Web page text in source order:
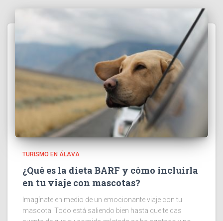
TURISMO EN ÁLAVA
¿Qué es la dieta BARF y cómo incluirla
en tu viaje con mascotas?
Imagínate en medio de un emocionante viaje con tu
mascota. Todo está saliendo bien hasta que te das